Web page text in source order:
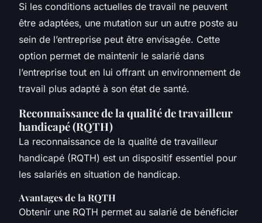
Si les conditions actuelles de travail ne peuvent
être adaptées, une mutation sur un autre poste au
sein de l’entreprise peut être envisagée. Cette
option permet de maintenir le salarié dans
l’entreprise tout en lui offrant un environnement de
travail plus adapté à son état de santé.
Reconnaissance de la qualité de travailleur
handicapé (RQTH)
La reconnaissance de la qualité de travailleur
handicapé (RQTH) est un dispositif essentiel pour
les salariés en situation de handicap.
Avantages de la RQTH
Obtenir une RQTH permet au salarié de bénéficier